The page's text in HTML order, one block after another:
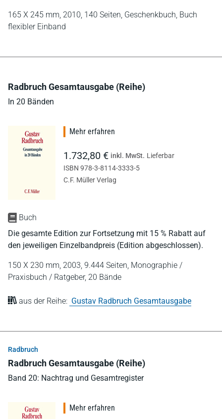
165 X 245 mm, 2010, 140 Seiten, Geschenkbuch, Buch
flexibler Einband
Radbruch Gesamtausgabe (Reihe)
In 20 Bänden
Buch
Die gesamte Edition zur Fortsetzung mit 15 % Rabatt auf
den jeweiligen Einzelbandpreis (Edition abgeschlossen).
150 X 230 mm, 2003, 9.444 Seiten, Monographie /
Praxisbuch / Ratgeber, 20 Bände
aus der Reihe: Gustav Radbruch Gesamtausgabe
Mehr erfahren
1.732,80 € inkl. MwSt. Lieferbar
ISBN 978-3-8114-3333-5
C.F. Müller Verlag
Radbruch
Radbruch Gesamtausgabe (Reihe)
Band 20: Nachtrag und Gesamtregister
Mehr erfahren